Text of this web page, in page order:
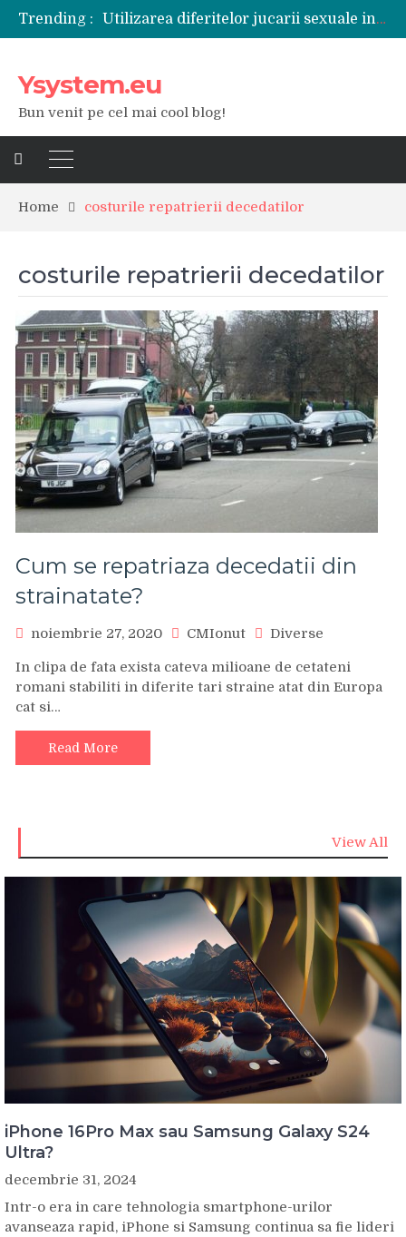
Trending :
Utilizarea diferitelor jucarii sexuale in viata de cuplu
De ce poate fi riscant consumul de bauturi alcoolice?
Ce scule si unelte sunt necesare intr-un service auto?
Ysystem.eu
Bun venit pe cel mai cool blog!
Home costurile repatrierii decedatilor
costurile repatrierii decedatilor
Cum se repatriaza decedatii din
strainatate?
noiembrie 27, 2020 CMIonut Diverse
In clipa de fata exista cateva milioane de cetateni
romani stabiliti in diferite tari straine atat din Europa
cat si…
Read More
View All
iPhone 16Pro Max sau Samsung Galaxy S24
Ultra?
decembrie 31, 2024
Intr-o era in care tehnologia smartphone-urilor
avanseaza rapid, iPhone si Samsung continua sa fie lideri